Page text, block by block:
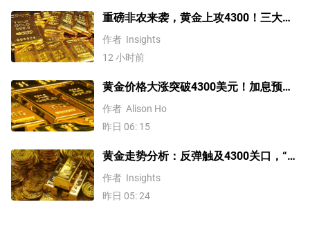
重磅非农来袭，黄金上攻4300！三大因
素预示金价升势有望延续
作者 Insights
12 小时前
黄金价格大涨突破4300美元！加息预期
降温叠加央行购金，未来继续涨？
作者 Alison Ho
昨日 06: 15
黄金走势分析：反弹触及4300关口，“双
底”确立剑指这一目标！
作者 Insights
昨日 05: 24